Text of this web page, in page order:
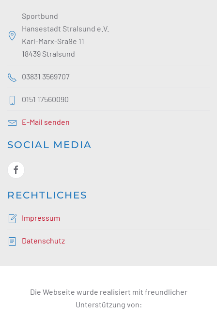
Sportbund
Hansestadt Stralsund e.V.
Karl-Marx-Sraße 11
18439 Stralsund
03831 3569707
0151 17560090
E-Mail senden
SOCIAL MEDIA
RECHTLICHES
Impressum
Datenschutz
Die Webseite wurde realisiert mit freundlicher
Unterstützung von: